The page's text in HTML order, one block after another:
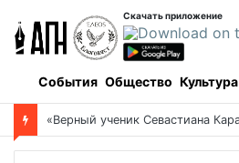
Скачать приложение
События Общество Культура